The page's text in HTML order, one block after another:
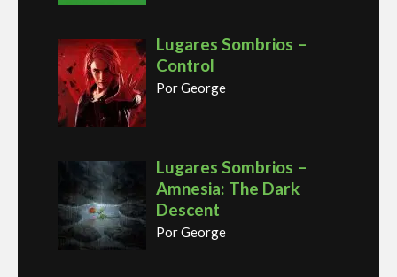
Lugares Sombrios –
Control
Por George
Lugares Sombrios –
Amnesia: The Dark
Descent
Por George